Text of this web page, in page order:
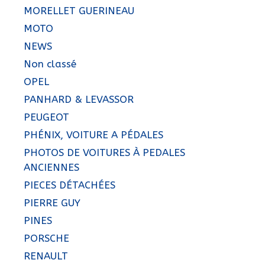
MORELLET GUERINEAU
MOTO
NEWS
Non classé
OPEL
PANHARD & LEVASSOR
PEUGEOT
PHÉNIX, VOITURE A PÉDALES
PHOTOS DE VOITURES À PEDALES
ANCIENNES
PIECES DÉTACHÉES
PIERRE GUY
PINES
PORSCHE
RENAULT